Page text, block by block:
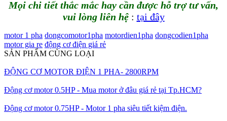
Mọi chi tiết thắc mắc hay cần được hỗ trợ tư vấn,
vui lòng liên hệ : tại đây
motor 1 pha dongcomotor1pha motordien1pha dongcodien1pha
motor gia re động cơ điện giá rẻ
SẢN PHẨM CÙNG LOẠI
ĐỘNG CƠ MOTOR ĐIỆN 1 PHA- 2800RPM
Động cơ motor 0.5HP - Mua motor ở đâu giá rẻ tại Tp.HCM?
Động cơ motor 0.75HP - Motor 1 pha siêu tiết kiệm điện.